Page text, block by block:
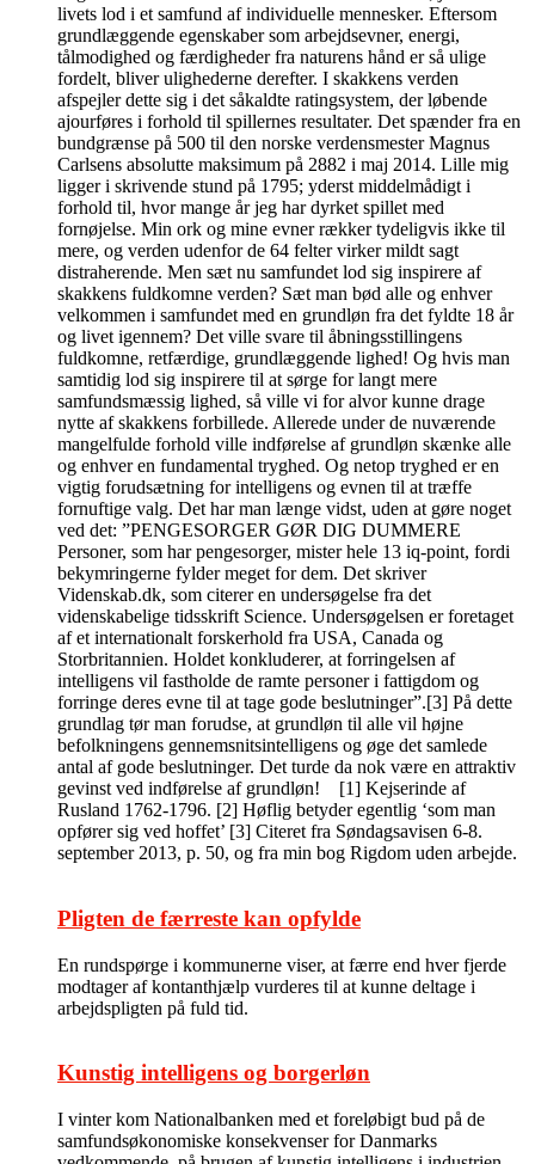
livets lod i et samfund af individuelle mennesker. Eftersom
grundlæggende egenskaber som arbejdsevner, energi,
tålmodighed og færdigheder fra naturens hånd er så ulige
fordelt, bliver ulighederne derefter. I skakkens verden
afspejler dette sig i det såkaldte ratingsystem, der løbende
ajourføres i forhold til spillernes resultater. Det spænder fra en
bundgrænse på 500 til den norske verdensmester Magnus
Carlsens absolutte maksimum på 2882 i maj 2014. Lille mig
ligger i skrivende stund på 1795; yderst middelmådigt i
forhold til, hvor mange år jeg har dyrket spillet med
fornøjelse. Min ork og mine evner rækker tydeligvis ikke til
mere, og verden udenfor de 64 felter virker mildt sagt
distraherende. Men sæt nu samfundet lod sig inspirere af
skakkens fuldkomne verden? Sæt man bød alle og enhver
velkommen i samfundet med en grundløn fra det fyldte 18 år
og livet igennem? Det ville svare til åbningsstillingens
fuldkomne, retfærdige, grundlæggende lighed! Og hvis man
samtidig lod sig inspirere til at sørge for langt mere
samfundsmæssig lighed, så ville vi for alvor kunne drage
nytte af skakkens forbillede. Allerede under de nuværende
mangelfulde forhold ville indførelse af grundløn skænke alle
og enhver en fundamental tryghed. Og netop tryghed er en
vigtig forudsætning for intelligens og evnen til at træffe
fornuftige valg. Det har man længe vidst, uden at gøre noget
ved det: ”PENGESORGER GØR DIG DUMMERE
Personer, som har pengesorger, mister hele 13 iq-point, fordi
bekymringerne fylder meget for dem. Det skriver
Videnskab.dk, som citerer en undersøgelse fra det
videnskabelige tidsskrift Science. Undersøgelsen er foretaget
af et internationalt forskerhold fra USA, Canada og
Storbritannien. Holdet konkluderer, at forringelsen af
intelligens vil fastholde de ramte personer i fattigdom og
forringe deres evne til at tage gode beslutninger”.[3] På dette
grundlag tør man forudse, at grundløn til alle vil højne
befolkningens gennemsnitsintelligens og øge det samlede
antal af gode beslutninger. Det turde da nok være en attraktiv
gevinst ved indførelse af grundløn! [1] Kejserinde af
Rusland 1762-1796. [2] Høflig betyder egentlig ‘som man
opfører sig ved hoffet’ [3] Citeret fra Søndagsavisen 6-8.
september 2013, p. 50, og fra min bog Rigdom uden arbejde.
Pligten de færreste kan opfylde
En rundspørge i kommunerne viser, at færre end hver fjerde
modtager af kontanthjælp vurderes til at kunne deltage i
arbejdspligten på fuld tid.
Kunstig intelligens og borgerløn
I vinter kom Nationalbanken med et foreløbigt bud på de
samfundsøkonomiske konsekvenser for Danmarks